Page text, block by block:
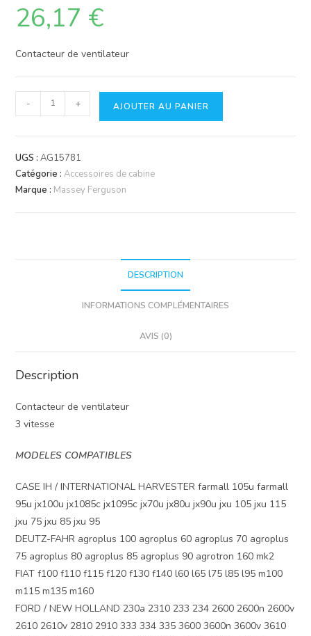
26,17 €
Contacteur de ventilateur
quantité
de
motoventilateur
- + AJOUTER AU PANIER
UGS :AG15781
Catégorie :Accessoires de cabine
Marque : Massey Ferguson
DESCRIPTION
INFORMATIONS COMPLÉMENTAIRES
AVIS (0)
Description
Contacteur de ventilateur
3 vitesse
MODELES COMPATIBLES
CASE IH / INTERNATIONAL HARVESTER farmall 105u farmall
95u jx100u jx1085c jx1095c jx70u jx80u jx90u jxu 105 jxu 115
jxu 75 jxu 85 jxu 95
DEUTZ-FAHR agroplus 100 agroplus 60 agroplus 70 agroplus
75 agroplus 80 agroplus 85 agroplus 90 agrotron 160 mk2
FIAT f100 f110 f115 f120 f130 f140 l60 l65 l75 l85 l95 m100
m115 m135 m160
FORD / NEW HOLLAND 230a 2310 233 234 2600 2600n 2600v
2610 2610v 2810 2910 333 334 335 3600 3600n 3600v 3610